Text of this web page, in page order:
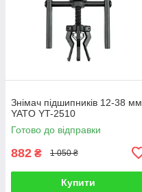
Знімач підшипників 12-38 мм
YATO YT-2510
Готово до відправки
882 ₴ 1 050 ₴
Купити